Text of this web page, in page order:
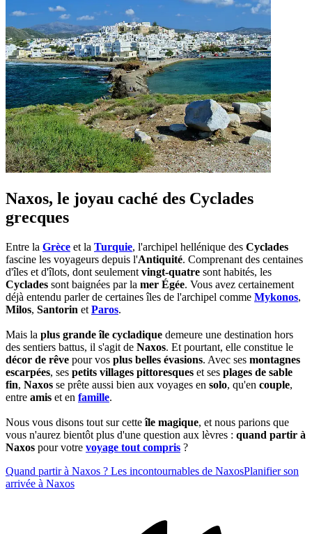
Naxos, le joyau caché des Cyclades
grecques
Entre la Grèce et la Turquie, l'archipel hellénique des Cyclades
fascine les voyageurs depuis l'Antiquité. Comprenant des centaines
d'îles et d'îlots, dont seulement vingt-quatre sont habités, les
Cyclades sont baignées par la mer Égée. Vous avez certainement
déjà entendu parler de certaines îles de l'archipel comme Mykonos,
Milos, Santorin et Paros.
Mais la plus grande île cycladique demeure une destination hors
des sentiers battus, il s'agit de Naxos. Et pourtant, elle constitue le
décor de rêve pour vos plus belles évasions. Avec ses montagnes
escarpées, ses petits villages pittoresques et ses plages de sable
fin, Naxos se prête aussi bien aux voyages en solo, qu'en couple,
entre amis et en famille.
Nous vous disons tout sur cetteîle magique, et nous parions que
vous n'aurez bientôt plus d'une question aux lèvres : quand partir à
Naxos pour votre voyage tout compris ?
Quand partir à Naxos ? Les incontournables de NaxosPlanifier son
arrivée à Naxos